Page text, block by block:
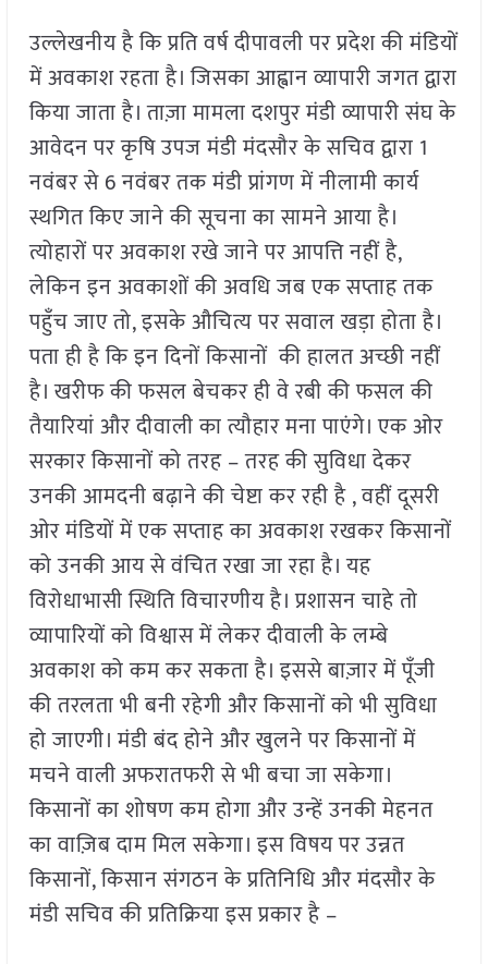
उल्लेखनीय है कि प्रति वर्ष दीपावली पर प्रदेश की मंडियों
में अवकाश रहता है। जिसका आह्वान व्यापारी जगत द्वारा
किया जाता है। ताज़ा मामला दशपुर मंडी व्यापारी संघ के
आवेदन पर कृषि उपज मंडी मंदसौर के सचिव द्वारा 1
नवंबर से 6 नवंबर तक मंडी प्रांगण में नीलामी कार्य
स्थगित किए जाने की सूचना का सामने आया है।
त्योहारों पर अवकाश रखे जाने पर आपत्ति नहीं है,
लेकिन इन अवकाशों की अवधि जब एक सप्ताह तक
पहुँच जाए तो, इसके औचित्य पर सवाल खड़ा होता है।
पता ही है कि इन दिनों किसानों की हालत अच्छी नहीं
है। खरीफ की फसल बेचकर ही वे रबी की फसल की
तैयारियां और दीवाली का त्यौहार मना पाएंगे। एक ओर
सरकार किसानों को तरह – तरह की सुविधा देकर
उनकी आमदनी बढ़ाने की चेष्टा कर रही है , वहीं दूसरी
ओर मंडियों में एक सप्ताह का अवकाश रखकर किसानों
को उनकी आय से वंचित रखा जा रहा है। यह
विरोधाभासी स्थिति विचारणीय है। प्रशासन चाहे तो
व्यापारियों को विश्वास में लेकर दीवाली के लम्बे
अवकाश को कम कर सकता है। इससे बाज़ार में पूँजी
की तरलता भी बनी रहेगी और किसानों को भी सुविधा
हो जाएगी। मंडी बंद होने और खुलने पर किसानों में
मचने वाली अफरातफरी से भी बचा जा सकेगा।
किसानों का शोषण कम होगा और उन्हें उनकी मेहनत
का वाज़िब दाम मिल सकेगा। इस विषय पर उन्नत
किसानों, किसान संगठन के प्रतिनिधि और मंदसौर के
मंडी सचिव की प्रतिक्रिया इस प्रकार है –